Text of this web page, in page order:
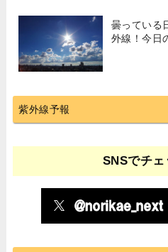
曇っている
外線！今日
紫外線予報
SNSでチ